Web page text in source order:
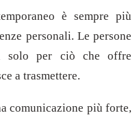
è sempre più
personali. Le persone
solo per ciò che offre
a trasmettere.
comunicazione più forte,